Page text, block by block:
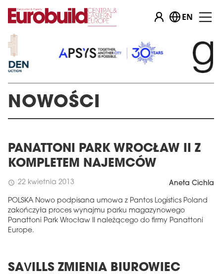
EN
NOWOŚCI
PANATTONI PARK WROCŁAW II Z
KOMPLETEM NAJEMCÓW
schedule 22 kwietnia 2013 Aneta Cichla
POLSKA Nowo podpisana umowa z Pantos Logistics Poland
zakończyła proces wynajmu parku magazynowego
Panattoni Park Wrocław II należącego do firmy Panattoni
Europe.
SAVILLS ZMIENIA BIUROWIEC